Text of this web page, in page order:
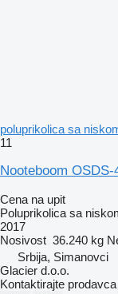
poluprikolica sa
11
Nooteboom OSDS-
Cena na upit
Poluprikolica sa
2017
Nosivost 36.240 kg
Srbija, Simanovci
Glacier d.o.o.
Kontaktirajte prodavca